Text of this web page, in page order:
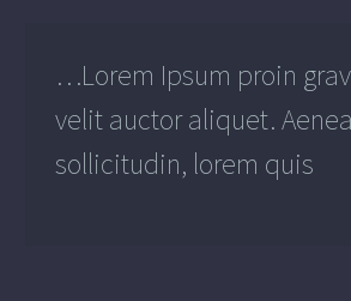
…Lorem Ipsum proin
velit auctor aliquet.
sollicitudin, lorem quis